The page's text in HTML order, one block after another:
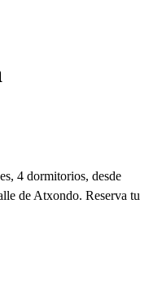
4 dormitorios, desde
de Atxondo. Reserva tu